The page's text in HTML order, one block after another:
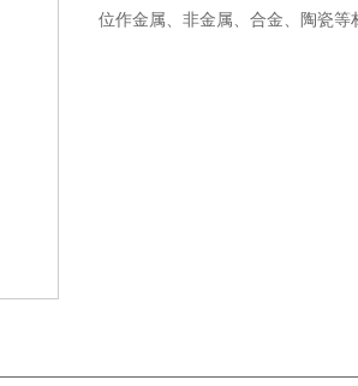
位作金属、非金属、合金、陶瓷等